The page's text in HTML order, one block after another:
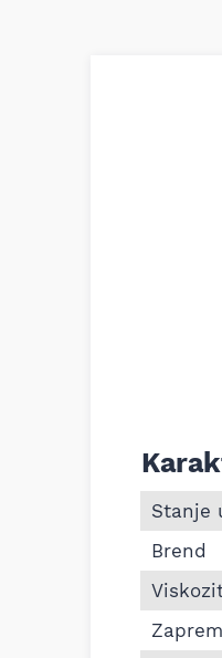
Stanje
Brend